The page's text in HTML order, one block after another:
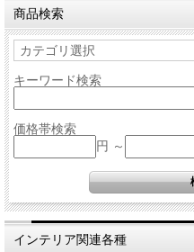
商品検索
キーワード検索
価格帯検索
円 ～
インテリア関連各種